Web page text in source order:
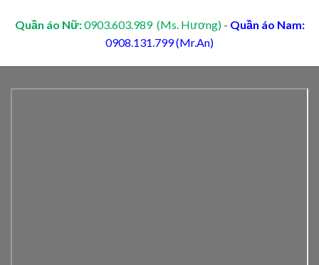
Quần áo Nữ:0903.603.989 (Ms. Hương) - Quần áo Nam:
0908.131.799 (Mr.An)